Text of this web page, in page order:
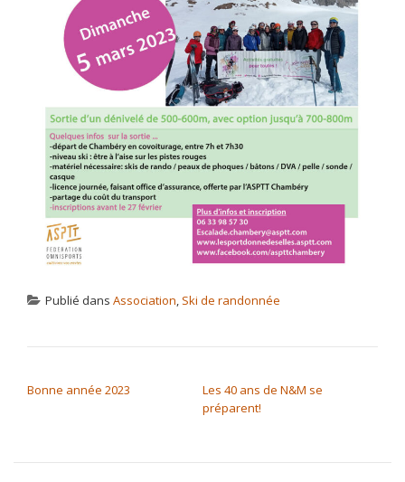
Publié dans Association, Ski de randonnée
Bonne année 2023
Les 40 ans de N&M se
préparent!